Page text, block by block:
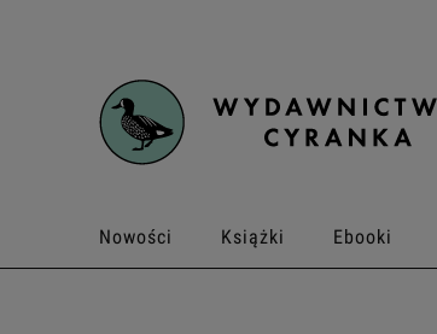
Nowości Książki Ebooki